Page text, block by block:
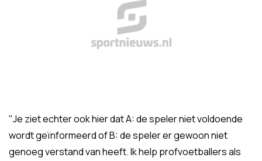
"Je ziet echter ook hier dat A: de speler niet voldoende
wordt geïnformeerd of B: de speler er gewoon niet
genoeg verstand van heeft. Ik help profvoetballers als